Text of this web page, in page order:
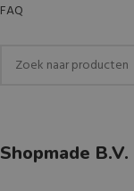
FAQ
Shopmade B.V.